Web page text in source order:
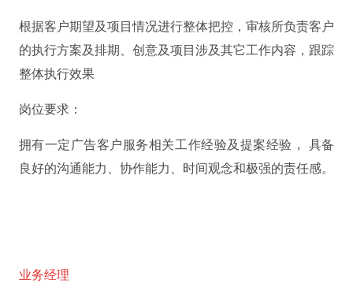
根据客户期望及项目情况进行整体把控，审核所负责客户
的执行方案及排期、创意及项目涉及其它工作内容，跟踪
整体执行效果
岗位要求：
拥有一定广告客户服务相关工作经验及提案经验， 具备
良好的沟通能力、协作能力、时间观念和极强的责任感。
业务经理